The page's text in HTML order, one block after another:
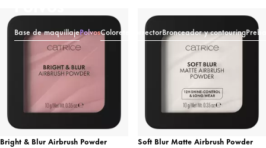
Base de maquillajePolvosColorete CorrectorBronceador y contouring
Bright & Blur Airbrush Powder
Soft Blur Matte Airbrush Powder